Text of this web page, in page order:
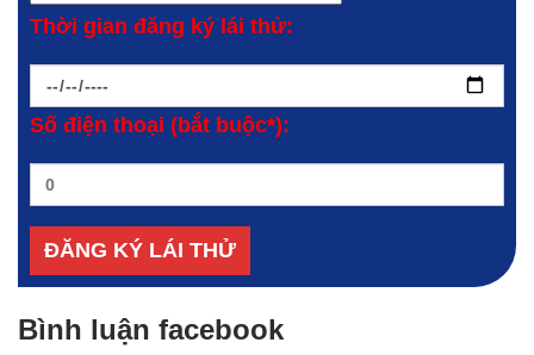
Thời gian đăng ký lái thử:
Số điện thoại (bắt buộc*):
Bình luận facebook